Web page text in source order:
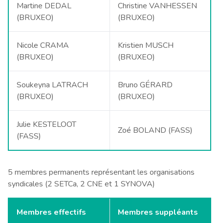
Martine DEDAL
(BRUXEO)
Christine VANHESSEN
(BRUXEO)
Nicole CRAMA
(BRUXEO)
Kristien MUSCH
(BRUXEO)
Soukeyna LATRACH
(BRUXEO)
Bruno GÉRARD
(BRUXEO)
Julie KESTELOOT
(FASS)
Zoé BOLAND (FASS)
5 membres permanents représentant les organisations
syndicales (2 SETCa, 2 CNE et 1 SYNOVA)
Membres effectifs Membres suppléants